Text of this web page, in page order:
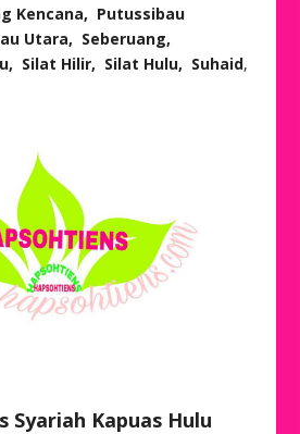
Kencana, Putussibau
Utara, Seberuang,
Silat Hilir, Silat Hulu, Suhaid,
Syariah Kapuas Hulu